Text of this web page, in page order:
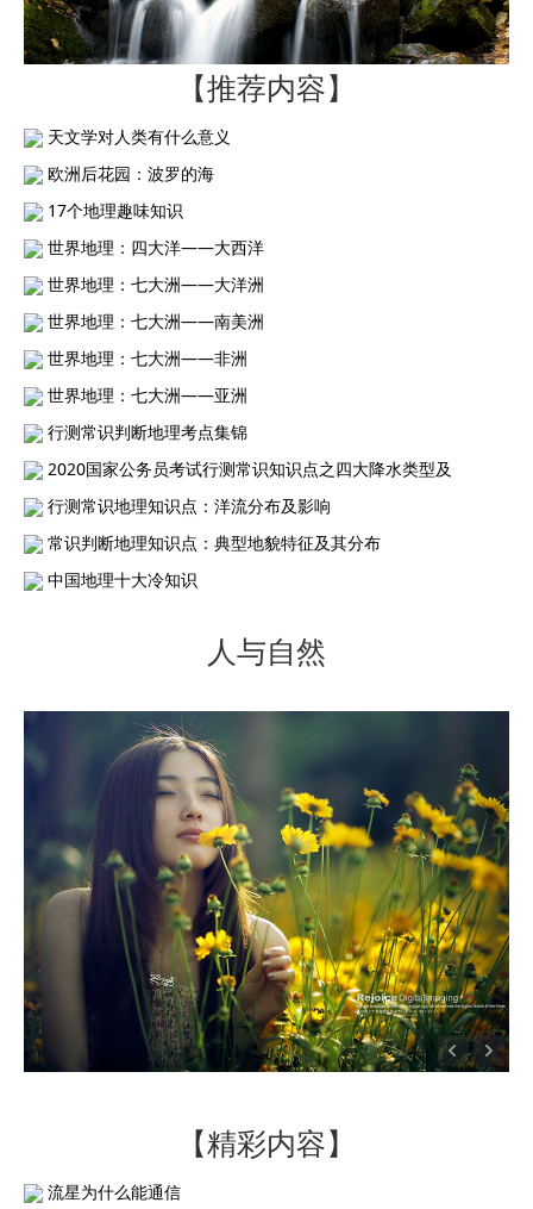
【推荐内容】
天文学对人类有什么意义
欧洲后花园：波罗的海
17个地理趣味知识
世界地理：四大洋——大西洋
世界地理：七大洲——大洋洲
世界地理：七大洲——南美洲
世界地理：七大洲——非洲
世界地理：七大洲——亚洲
行测常识判断地理考点集锦
2020国家公务员考试行测常识知识点之四大降水类型及
行测常识地理知识点：洋流分布及影响
常识判断地理知识点：典型地貌特征及其分布
中国地理十大冷知识
人与自然
【精彩内容】
流星为什么能通信